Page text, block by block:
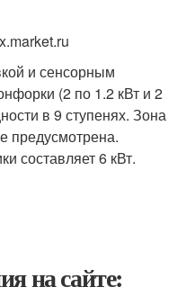
и сенсорным
(2 по 1.2 кВт и 2
в 9 ступенях. Зона
предусмотрена.
составляет 6 кВт.
на сайте: